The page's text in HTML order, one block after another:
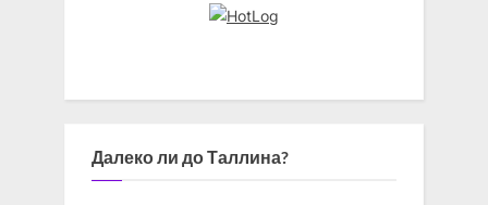
Далеко ли до Таллина?